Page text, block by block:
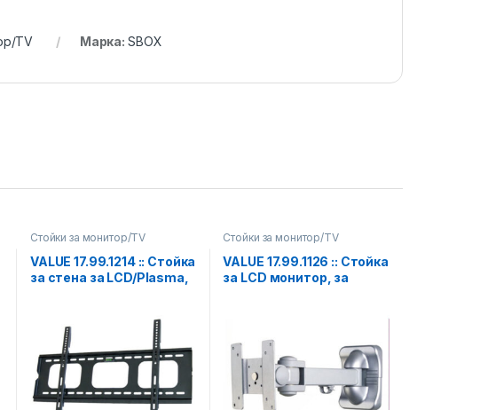
TV Марка: SBOX
Стойки за монитор/TV
VALUE 17.99.1214 :: Стойка
за стена за LCD/Plasma,
Стойки за монитор/TV
VALUE 17.99.1126 :: Стойка
за LCD монитор, за